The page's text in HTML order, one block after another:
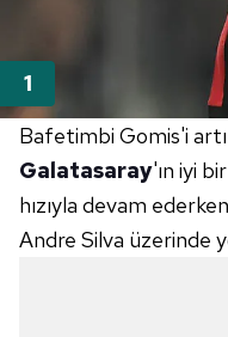
Bafetimbi Gomis'i
Galatasaray'ın iyi
hızıyla devam
Andre Silva üzerinde